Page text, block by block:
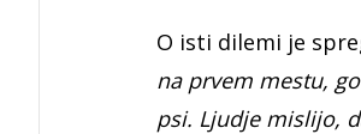
O isti dilemi je
na prvem mestu,
psi. Ljudje mislijo,